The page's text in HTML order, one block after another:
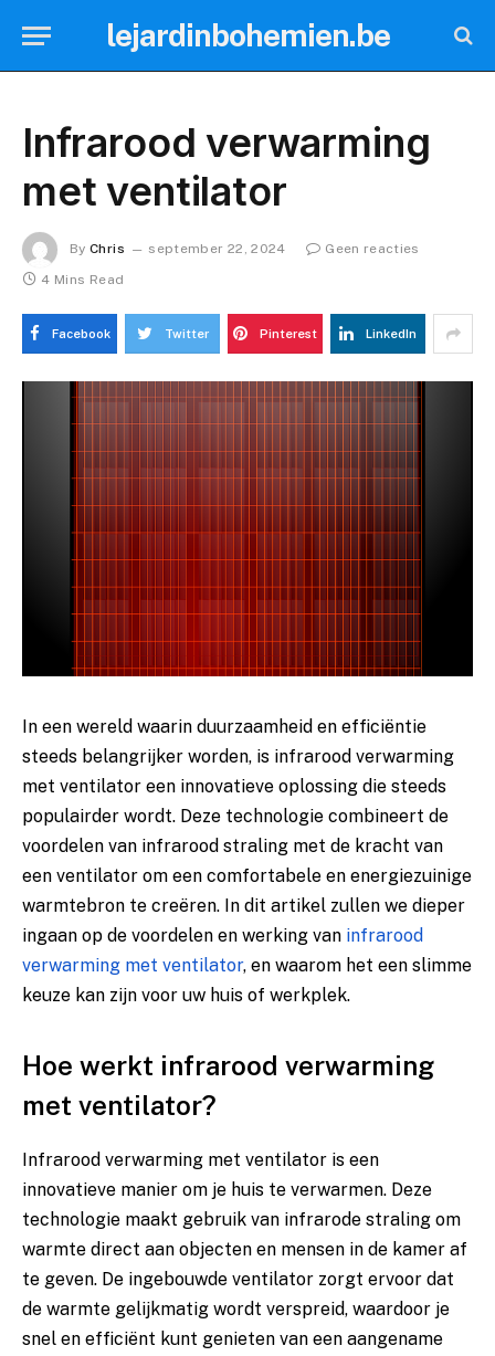
lejardinbohemien.be
Infrarood verwarming
met ventilator
By Chris september 22, 2024
Geen reacties
4 Mins Read
Facebook Twitter Pinterest LinkedIn
In een⁣ wereld‍ waarin‍ duurzaamheid⁤ en​ efficiëntie
steeds ⁣belangrijker worden, is infrarood verwarming
‍met​ ventilator een‍ innovatieve​ oplossing die ​steeds
⁣populairder wordt. Deze technologie ‍combineert de
voordelen van infrarood straling met de kracht van
een ventilator om een comfortabele en ​energiezuinige
warmtebron ⁤te ‍creëren.​ In dit artikel zullen we dieper
ingaan⁢ op de voordelen en​ werking van infrarood
verwarming met ventilator, en ‍waarom het een slimme​
keuze kan zijn voor uw ‍huis ⁣of ⁤werkplek.
Hoe⁢ werkt⁤ infrarood ⁣verwarming
met ventilator?
Infrarood verwarming met ⁤ventilator⁤ is ​een
innovatieve ⁣manier om⁤ je huis te verwarmen. Deze
technologie maakt gebruik van ‍infrarode⁢ straling om⁢
warmte ‌direct aan objecten en mensen in⁤ de⁢ kamer ‌af
te geven. ‍De ingebouwde ventilator zorgt ‌ervoor dat
de warmte gelijkmatig‍ wordt verspreid, waardoor je⁣
snel en efficiënt ‌kunt genieten ‍van ‍een​ aangename